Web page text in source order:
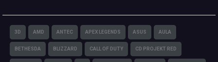
3D AMD ANTEC APEX LEGENDS ASUS AULA
BETHESDA BLIZZARD CALL OF DUTY CD PROJEKT RED